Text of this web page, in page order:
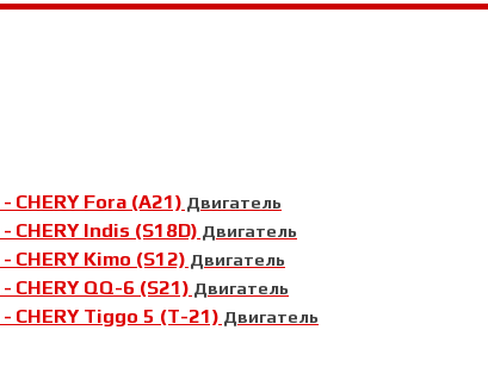
- CHERY Fora (A21) Двигатель
- CHERY Indis (S18D) Двигатель
- CHERY Kimo (S12) Двигатель
- CHERY QQ-6 (S21) Двигатель
- CHERY Tiggo 5 (T-21) Двигатель